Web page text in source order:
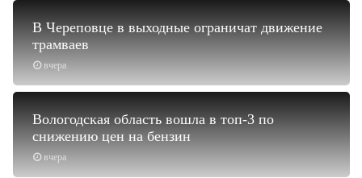
вчера
В Череповце в выходные ограничат движение
трамваев
вчера
Вологодская область вошла в топ-3 по
снижению цен на бензин